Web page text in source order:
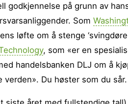
godkjennelse på grunn av
Som
løfte om å stenge
, som «er en
handelsbanken DLJ om å
verden». Du høster som du sår.